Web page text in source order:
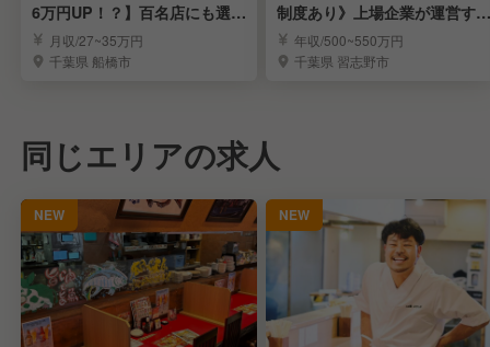
6万円UP！？】百名店にも選ば
れたラーメン屋
月収/27~35万円
千葉県 船橋市
制度あり》上場企業が運営する
人気ラーメン屋さん
年収/500~550万円
千葉県 習志野市
同じエリアの求人
NEW NEW